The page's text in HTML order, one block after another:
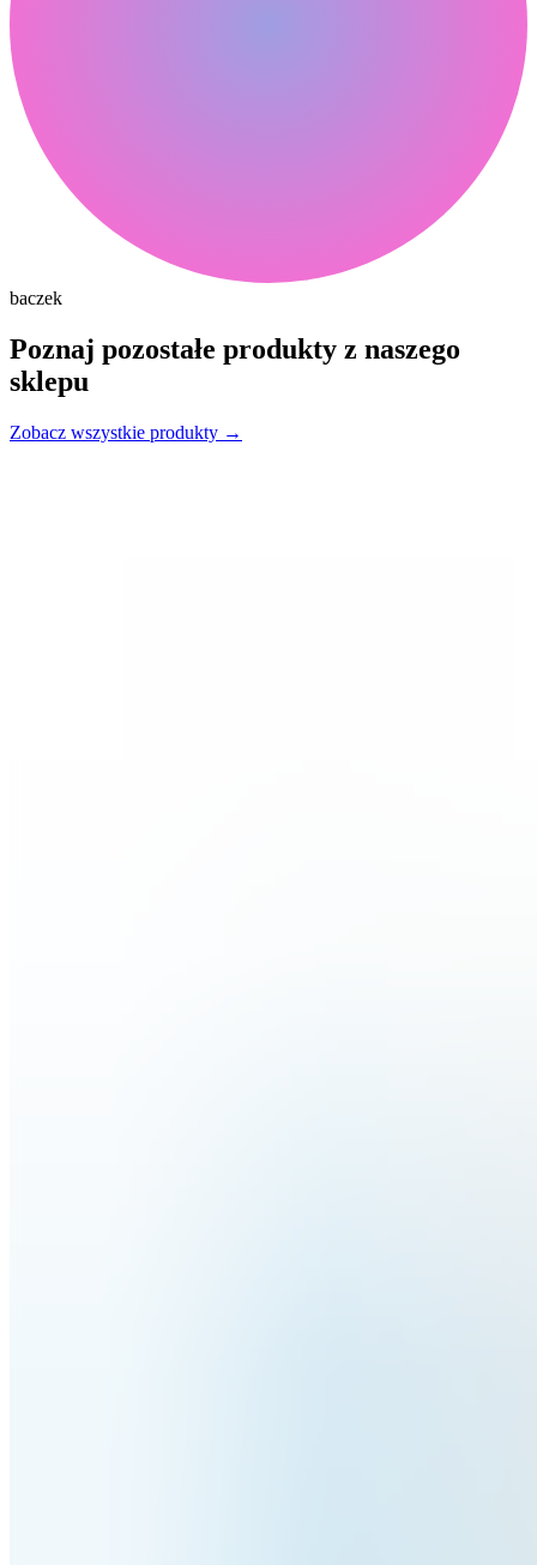
baczek
Poznaj pozostałe produkty z naszego
sklepu
Zobacz wszystkie produkty →